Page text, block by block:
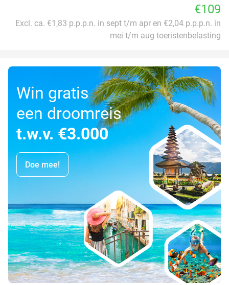
€109
Excl. ca. €1,83 p.p.p.n. in sept t/m apr en €2,04 p.p.p.n. in
mei t/m aug toeristenbelasting
Win gratis
een droomreis
t.w.v. €3.000
Doe mee!